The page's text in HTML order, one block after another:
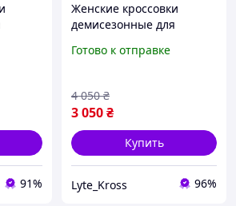
91%
Женские кроссовки
демисезонные для
Нью Беленс New Balance
Готово к отправке
3 050₴
4 050 ₴
Купить
Lyte_Kross 96%